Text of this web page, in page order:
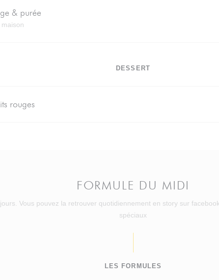
& purée
DESSERT
rouges
FORMULE DU MIDI
Vous pouvez la retrouver quotidiennement en story sur
spéciaux
LES FORMULES